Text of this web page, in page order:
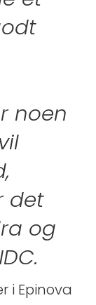
noen
det
og
i Epinova